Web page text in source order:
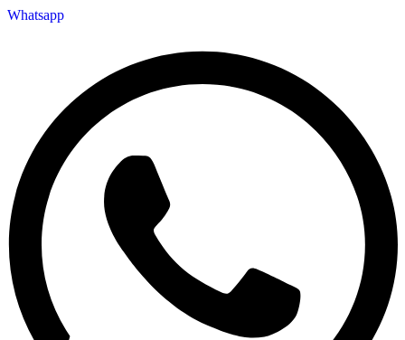
Whatsapp